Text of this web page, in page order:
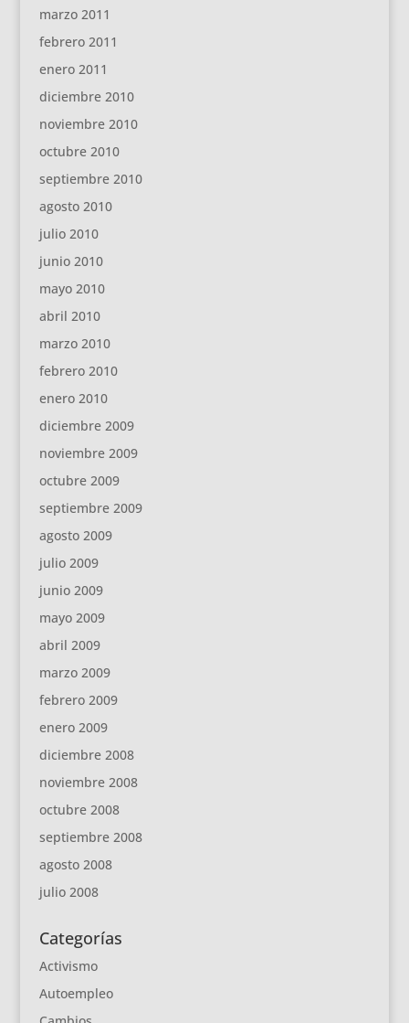
marzo 2011
febrero 2011
enero 2011
diciembre 2010
noviembre 2010
octubre 2010
septiembre 2010
agosto 2010
julio 2010
junio 2010
mayo 2010
abril 2010
marzo 2010
febrero 2010
enero 2010
diciembre 2009
noviembre 2009
octubre 2009
septiembre 2009
agosto 2009
julio 2009
junio 2009
mayo 2009
abril 2009
marzo 2009
febrero 2009
enero 2009
diciembre 2008
noviembre 2008
octubre 2008
septiembre 2008
agosto 2008
julio 2008
Categorías
Activismo
Autoempleo